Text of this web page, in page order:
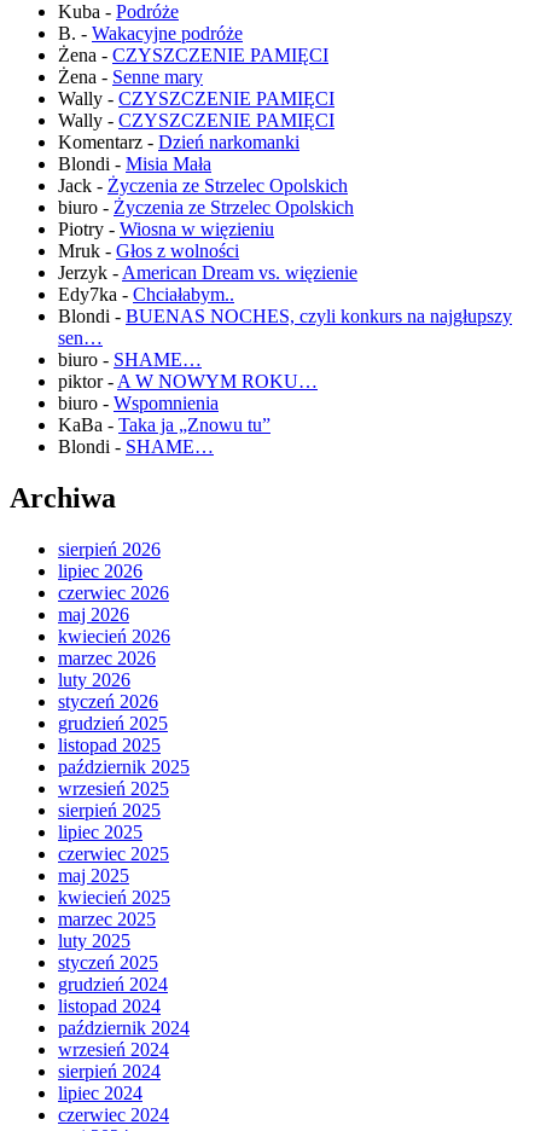
Kuba - Podróże
B. - Wakacyjne podróże
Żena - CZYSZCZENIE PAMIĘCI
Żena - Senne mary
Wally - CZYSZCZENIE PAMIĘCI
Wally - CZYSZCZENIE PAMIĘCI
Komentarz - Dzień narkomanki
Blondi - Misia Mała
Jack - Życzenia ze Strzelec Opolskich
biuro - Życzenia ze Strzelec Opolskich
Piotry - Wiosna w więzieniu
Mruk - Głos z wolności
Jerzyk - American Dream vs. więzienie
Edy7ka - Chciałabym..
Blondi - BUENAS NOCHES, czyli konkurs na najgłupszy
sen…
biuro - SHAME…
piktor- A W NOWYM ROKU…
biuro - Wspomnienia
KaBa - Taka ja „Znowu tu”
Blondi - SHAME…
Archiwa
sierpień 2026
lipiec 2026
czerwiec 2026
maj 2026
kwiecień 2026
marzec 2026
luty 2026
styczeń 2026
grudzień 2025
listopad 2025
październik 2025
wrzesień 2025
sierpień 2025
lipiec 2025
czerwiec 2025
maj 2025
kwiecień 2025
marzec 2025
luty 2025
styczeń 2025
grudzień 2024
listopad 2024
październik 2024
wrzesień 2024
sierpień 2024
lipiec 2024
czerwiec 2024